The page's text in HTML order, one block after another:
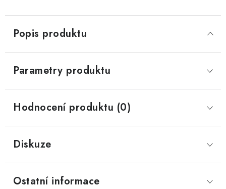
Popis produktu
Parametry produktu
Hodnocení produktu (0)
Diskuze
Ostatní informace